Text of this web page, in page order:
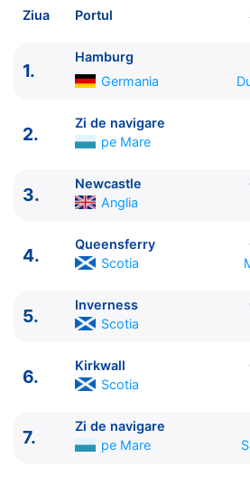
Plecare pe 05 Sep 2027 din
Costa Cruises
ITINERARIU
1. Hamburg Germania
⚓ -
Newcastle Anglia
4.
Queensferry Scotia
08:00 -
Ziua Portul
1.
Hamburg
Germania
2.
Zi de navigare
pe Mare
3.
Newcastle
Anglia
4.
Queensferry
Scotia
5.
Inverness
Scotia
6.
Kirkwall
Scotia
7.
Zi de navigare
pe Mare